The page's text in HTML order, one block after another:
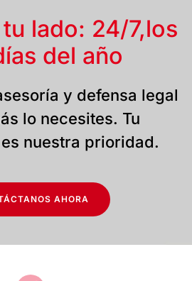
lado: 24/7,los
del año
y defensa legal
lo necesites. Tu
nuestra prioridad.
AHORA